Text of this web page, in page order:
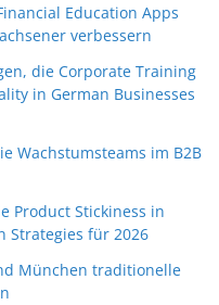
Education Apps
verbessern
die Corporate Training
in German Businesses
Wachstumsteams im B2B
Product Stickiness in
Strategies für 2026
München traditionelle